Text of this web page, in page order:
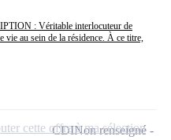
: Véritable interlocuteur de
vie au sein de la résidence. À ce titre,
CDINon renseigné
cette offre à ma sélection